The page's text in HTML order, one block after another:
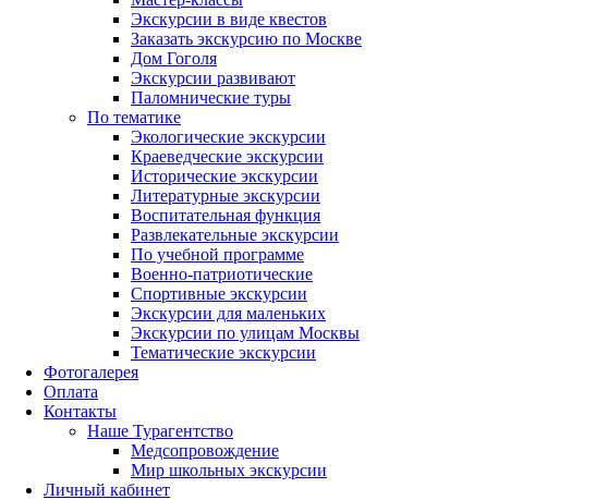
Экскурсии в виде квестов
Заказать экскурсию по Москве
Дом Гоголя
Экскурсии развивают
Паломнические туры
По тематике
Экологические экскурсии
Краеведческие экскурсии
Исторические экскурсии
Литературные экскурсии
Воспитательная функция
Развлекательные экскурсии
По учебной программе
Военно-патриотические
Спортивные экскурсии
Экскурсии для маленьких
Экскурсии по улицам Москвы
Тематические экскурсии
Фотогалерея
Оплата
Контакты
Наше Турагентство
Медсопровождение
Мир школьных экскурсии
Личный кабинет